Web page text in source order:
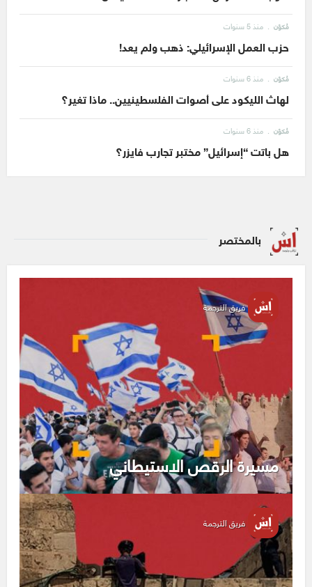
مُكوّن منذ 5 سنوات
حزب العمل الإسرائيلي: ذهب ولم يعد!
مُكوّن منذ 6 سنوات
لهاث الليكود على أصوات الفلسطينيين.. ماذا تغير؟
مُكوّن منذ 6 سنوات
هل باتت “إسرائيل” مختبر تجارب فايزر؟
بالمختصر
فريق الترجمة
مسيرة الرقص الاستيطاني
فريق الترجمة